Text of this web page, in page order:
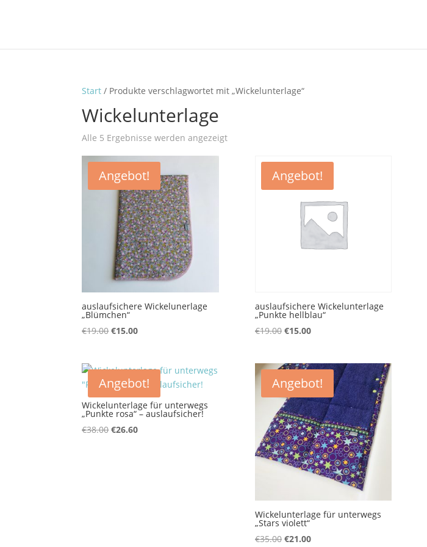
Start / Produkte verschlagwortet mit „Wickelunterlage“
Wickelunterlage
Alle 5 Ergebnisse werden angezeigt
Angebot!
auslaufsichere Wickelunerlage
„Blümchen“
€19.00Ursprünglicher
€19.00
€15.00Aktueller
€15.00.
Angebot!
auslaufsichere Wickelunterlage
„Punkte hellblau“
€19.00 Ursprünglicher
€19.00
€15.00Aktueller
€15.00.
Angebot!
Wickelunterlage für unterwegs
„Punkte rosa“ – auslaufsicher!
€38.00Ursprünglicher
€26.60Aktueller
Angebot!
Wickelunterlage für unterwegs
„Stars violett“
€35.00 Ursprünglicher
€21.00Aktueller